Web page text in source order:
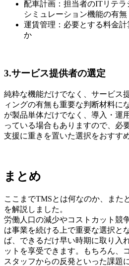
配車計画：担当者のITリテ
シミュレーション機能の有無
運賃管理：必要とする料金
か
3.サービス提供者の選定
純粋な機能だけでなく、サービス
ィングの有無も重要な判断材料に
が製品単体だけでなく、導入・運
っている場合もありますので、必
支援に重きを置いた選択をおすす
まとめ
ここまでTMSとは何なのか、また
を解説しました。
労働人口の減少やコストカット競
は事業を続ける上で重要な選択と
ば、できるだけ早い時期に取り入
ットを享受できます。もちろん、
スタッフからの反発といった課題